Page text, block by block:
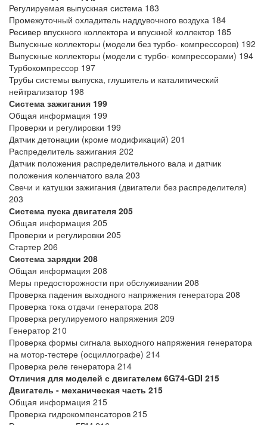
Регулируемая выпускная система 183
Промежуточный охладитель наддувочного воздуха 184
Ресивер впускного коллектора и впускной коллектор 185
Выпускные коллекторы (модели без турбо- компрессоров) 192
Выпускные коллекторы (модели с турбо- компрессорами) 194
Турбокомпрессор 197
Трубы системы выпуска, глушитель и каталитический
нейтрализатор 198
Система зажигания 199
Общая информация 199
Проверки и регулировки 199
Датчик детонации (кроме модификаций) 201
Распределитель зажигания 202
Датчик положения распределительного вала и датчик
положения коленчатого вала 203
Свечи и катушки зажигания (двигатели без распределителя)
203
Система пуска двигателя 205
Общая информация 205
Проверки и регулировки 205
Стартер 206
Система зарядки 208
Общая информация 208
Меры предосторожности при обслуживании 208
Проверка падения выходного напряжения генератора 208
Проверка тока отдачи генератора 208
Проверка регулируемого напряжения 209
Генератор 210
Проверка формы сигнала выходного напряжения генератора
на мотор-тестере (осциллографе) 214
Проверка реле генератора 214
Отличия для моделей с двигателем 6G74-GDI 215
Двигатель - механическая часть 215
Общая информация 215
Проверка гидрокомпенсаторов 215